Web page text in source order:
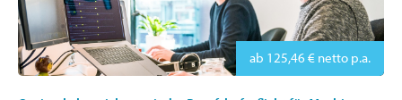
ab 125,46 € netto p.a.